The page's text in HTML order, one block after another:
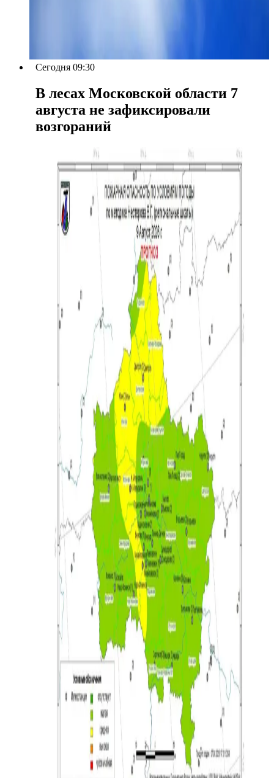
Сегодня 09:30
В лесах Московской области 7
августа не зафиксировали
возгораний